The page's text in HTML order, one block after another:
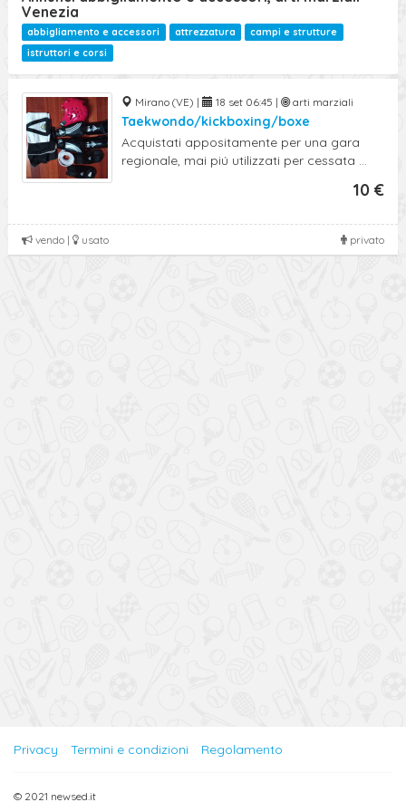
Venezia
abbigliamento e accessori attrezzatura
campi e strutture
istruttori e corsi
Mirano (VE) | 18 set 06:45 | arti marziali
Taekwondo/kickboxing/boxe
Acquistati appositamente per una gara
regionale, mai piú utilizzati per cessata ...
10 €
privato
vendo | usato
Privacy Termini e condizioni Regolamento
© 2021 newsed.it